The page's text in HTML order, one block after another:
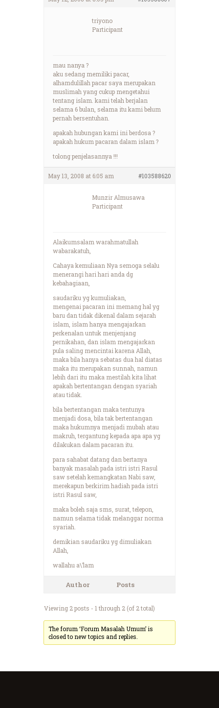
triyono
Participant
mau nanya ?
aku sedang memiliki pacar,
alhamdulillah pacar saya merupakan
muslimah yang cukup mengetahui
tentang islam. kami telah berjalan
selama 6 bulan, selama itu kami belum
pernah bersentuhan.
apakah hubungan kami ini berdosa ?
apakah hukum pacaran dalam islam ?
tolong penjelasannya !!!
May 13, 2008 at 6:05 am #103588620
Munzir Almusawa
Participant
Alaikumsalam warahmatullah
wabarakatuh,
Cahaya kemuliaan Nya semoga selalu
menerangi hari hari anda dg
kebahagiaan,
saudariku yg kumuliakan,
mengenai pacaran ini memang hal yg
baru dan tidak dikenal dalam sejarah
islam, islam hanya mengajarkan
perkenalan untuk menjenjang
pernikahan, dan islam mengajarkan
pula saling mencintai karena Allah,
maka bila hanya sebatas dua hal diatas
maka itu merupakan sunnah, namun
lebih dari itu maka mestilah kita lihat
apakah bertentangan dengan syariah
atau tidak.
bila bertentangan maka tentunya
menjadi dosa, bila tak bertentangan
maka hukumnya menjadi mubah atau
makruh, tergantung kepada apa apa yg
dilakukan dalam pacaran itu.
para sahabat datang dan bertanya
banyak masalah pada istri istri Rasul
saw setelah kemangkatan Nabi saw,
merekapun berkirim hadiah pada istri
istri Rasul saw,
maka boleh saja sms, surat, telepon,
namun selama tidak melanggar norma
syariah.
demikian saudariku yg dimuliakan
Allah,
wallahu a\’lam
Author Posts
Viewing 2 posts - 1 through 2 (of 2 total)
The forum ‘Forum Masalah Umum’ is
closed to new topics and replies.